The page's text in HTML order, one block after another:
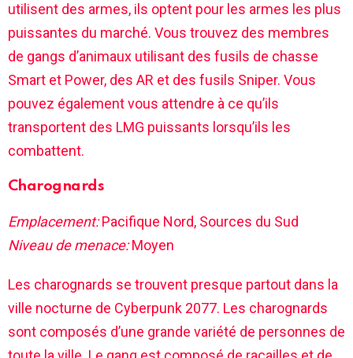
utilisent des armes, ils optent pour les armes les plus
puissantes du marché. Vous trouvez des membres
de gangs d’animaux utilisant des fusils de chasse
Smart et Power, des AR et des fusils Sniper. Vous
pouvez également vous attendre à ce qu’ils
transportent des LMG puissants lorsqu’ils les
combattent.
Charognards
Emplacement:Pacifique Nord, Sources du Sud
Niveau de menace:Moyen
Les charognards se trouvent presque partout dans la
ville nocturne de Cyberpunk 2077. Les charognards
sont composés d’une grande variété de personnes de